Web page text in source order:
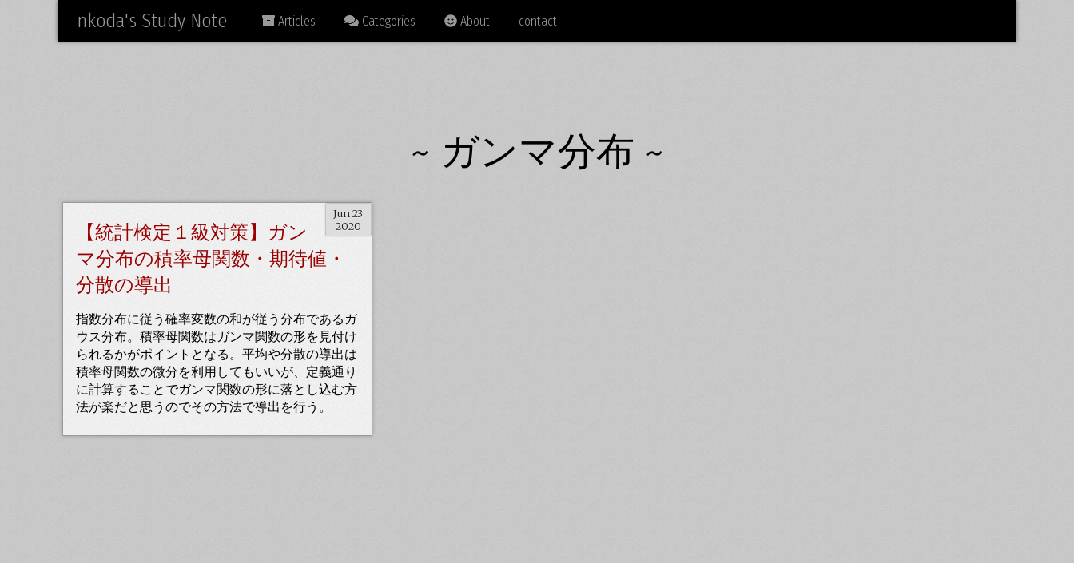
nkoda's Study Note Articles Categories About contact
~ ガンマ分布 ~
Jun 23
2020
【統計検定１級対策】ガン
マ分布の積率母関数・期待値・
分散の導出
指数分布に従う確率変数の和が従う分布であるガ
ウス分布。積率母関数はガンマ関数の形を見付け
られるかがポイントとなる。平均や分散の導出は
積率母関数の微分を利用してもいいが、定義通り
に計算することでガンマ関数の形に落とし込む方
法が楽だと思うのでその方法で導出を行う。